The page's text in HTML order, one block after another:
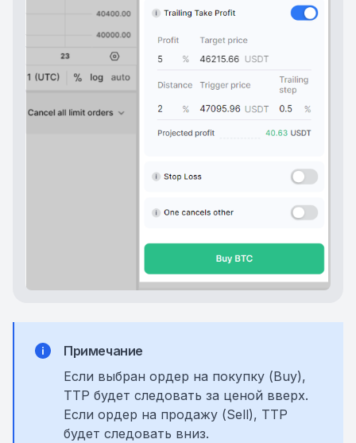
Примечание
Если выбран ордер на покупку (Buy),
TTP будет следовать за ценой вверх.
Если ордер на продажу (Sell), TTP
будет следовать вниз.